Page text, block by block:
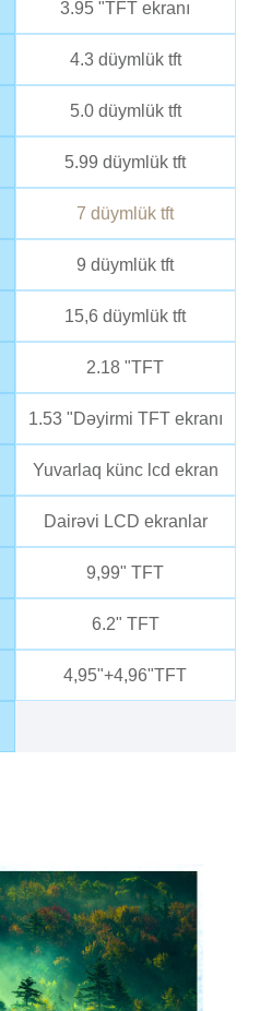
3.95 "TFT ekranı
4.3 düymlük tft
5.0 düymlük tft
5.99 düymlük tft
7 düymlük tft
9 düymlük tft
15,6 düymlük tft
2.18 "TFT
1.53 "Dəyirmi TFT ekranı
Yuvarlaq künc lcd ekran
Dairəvi LCD ekranlar
9,99" TFT
6.2" TFT
4,95"+4,96"TFT